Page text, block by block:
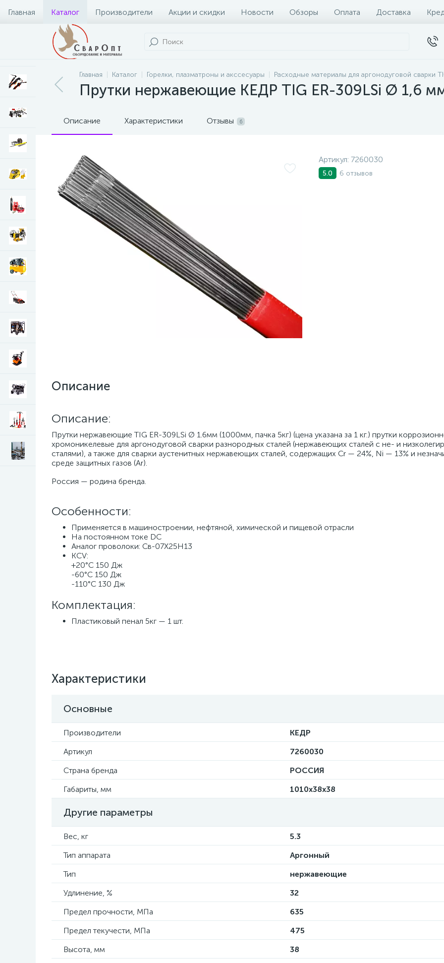
Главная Каталог Производители Акции и скидки Новости Обзоры Оплата Доставка
Главная Каталог Горелки, плазматроны и акссесуары Расходные материалы для аргонодуговой сварки
Прутки нержавеющие КЕДР TIG ER-309LSi Ø 1,6
Описание Характеристики Отзывы 6
Артикул: 7260030
5.0 6 отзывов
Описание
Описание:
Прутки нержавеющие TIG ER-309LSi Ø 1.6мм (1000мм, пачка 5кг) (цена указана за 1 кг.) прутки
хромоникелевые для аргонодуговой сварки разнородных сталей (нержавеющих сталей c не- и
сталями), а также для сварки аустенитных нержавеющих сталей, содержащих Cr — 24%, Ni — 13% и
среде защитных газов (Ar).
Россия — родина бренда.
Особенности:
Применяется в машиностроении, нефтяной, химической и пищевой отрасли
На постоянном токе DC
Аналог проволоки: Св-07Х25Н13
КCV:
+20°С 150 Дж
-60°С 150 Дж
-110°С 130 Дж
Комплектация:
Пластиковый пенал 5кг — 1 шт.
Характеристики
Основные
Производители
КЕДР
Артикул
7260030
Страна бренда
РОССИЯ
Габариты, мм
1010х38х38
Другие параметры
Вес, кг
5.3
Тип аппарата
Аргонный
Тип
нержавеющие
Удлинение, %
32
Предел прочности, МПа
635
Предел текучести, МПа
475
Высота, мм
38